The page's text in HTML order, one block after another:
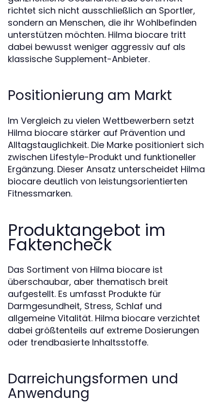
richtet sich nicht ausschließlich an Sportler,
sondern an Menschen, die ihr Wohlbefinden
unterstützen möchten. Hilma biocare tritt
dabei bewusst weniger aggressiv auf als
klassische Supplement-Anbieter.
Positionierung am Markt
Im Vergleich zu vielen Wettbewerbern setzt
Hilma biocare stärker auf Prävention und
Alltagstauglichkeit. Die Marke positioniert sich
zwischen Lifestyle-Produkt und funktioneller
Ergänzung. Dieser Ansatz unterscheidet Hilma
biocare deutlich von leistungsorientierten
Fitnessmarken.
Produktangebot im
Faktencheck
Das Sortiment von Hilma biocare ist
überschaubar, aber thematisch breit
aufgestellt. Es umfasst Produkte für
Darmgesundheit, Stress, Schlaf und
allgemeine Vitalität. Hilma biocare verzichtet
dabei größtenteils auf extreme Dosierungen
oder trendbasierte Inhaltsstoffe.
Darreichungsformen und
Anwendung